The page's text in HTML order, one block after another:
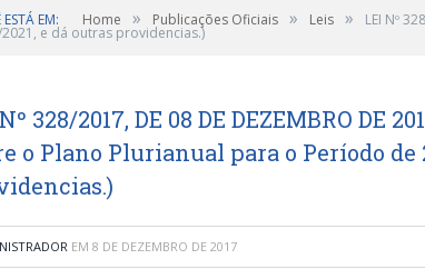
EM: Home » Publicações Oficiais » Leis » LEI Nº
e dá outras providencias.)
328/2017, DE 08 DE DEZEMBRO DE
o Plano Plurianual para o Período de
EM 8 DE DEZEMBRO DE 2017